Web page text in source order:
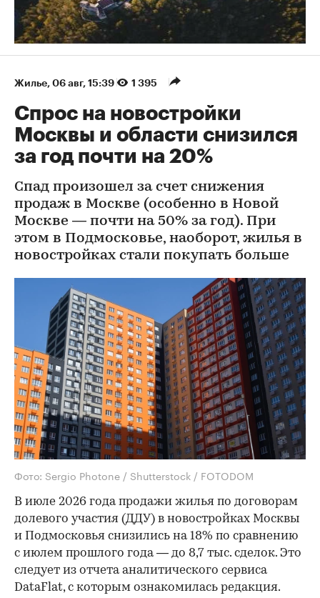
Жилье 06 авг, 15:39 1 395
Спрос на новостройки
Москвы и области снизился
за год почти на 20%
Спад произошел за счет снижения
продаж в Москве (особенно в Новой
Москве — почти на 50% за год). При
этом в Подмосковье, наоборот, жилья в
новостройках стали покупать больше
Фото: Sergio Photone / Shutterstock / FOTODOM
В июле 2026 года продажи жилья по договорам
долевого участия (ДДУ) в новостройках Москвы
и Подмосковья снизились на 18% по сравнению
с июлем прошлого года — до 8,7 тыс. сделок. Это
следует из отчета аналитического сервиса
DataFlat, с которым ознакомилась редакция.